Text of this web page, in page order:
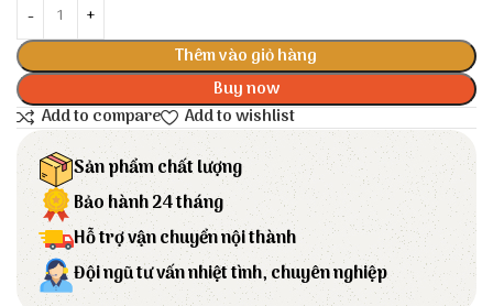
Thêm vào giỏ hàng
Buy now
Add to compare
Add to wishlist
Sản phẩm chất lượng
Bảo hành 24 tháng
Hỗ trợ vận chuyển nội thành
Đội ngũ tư vấn nhiệt tình, chuyên nghiệp